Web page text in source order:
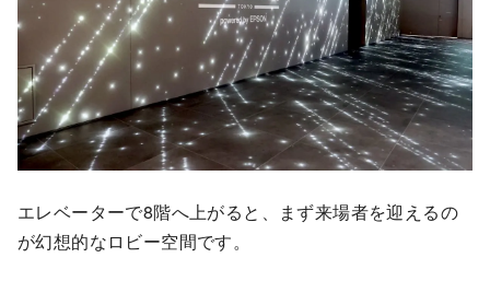
エレベーターで8階へ上がると、まず来場者を迎えるの
が幻想的なロビー空間です。